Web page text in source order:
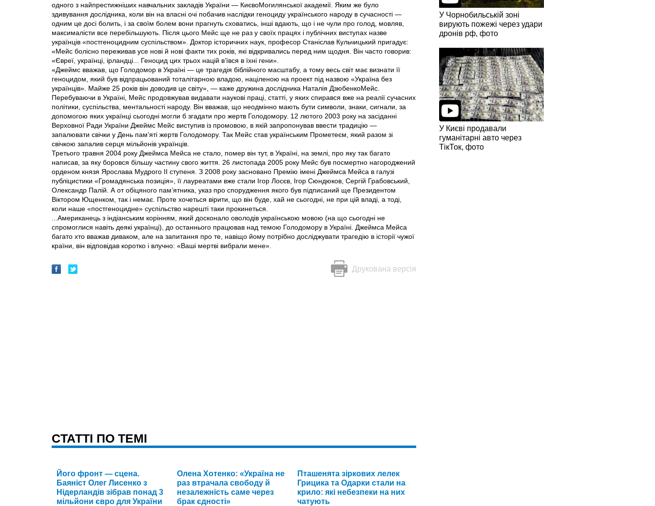
одного з найпрестижніших навчальних закладів України — Києво­Могилянської академії. Яким же було
здивування дослідника, коли він на власні очі побачив наслідки геноциду українського народу в сучасності —
одним це досі болить, і за своїм болем вони прагнуть сховатись, інші вдають, що і не чули про голод, мовляв,
максималісти все перебільшують. Після цього Мейс ще не раз у своїх працях і публічних виступах назве
українців «постгеноцидним суспільством». Доктор історичних наук, професор Станіслав Кульчицький пригадує:
«Мейс болісно переживав усе нові й нові факти тих років, які відкривались перед ним щодня. Він часто говорив:
«Євреї, українці, ірландці... Геноцид цих трьох націй в’ївся в їхні гени».
«Джеймс вважав, що Голодомор в Україні — це трагедія біблійного масштабу, а тому весь світ має визнати її
геноцидом, який був відпрацьований тоталітарною владою, націленою на проект під назвою «Україна без
українців». Майже 25 років він доводив це світу», — каже дружина дослідника Наталія Дзюбенко­Мейс.
Перебуваючи в Україні, Мейс продовжував видавати наукові праці, статті, у яких спирався вже на реалії сучасних
політики, суспільства, ментальності народу. Він вважав, що неодмінно мають бути символи, знаки, сигнали, за
допомогою яких українці сьогодні могли б згадати про жертв Голодомору. 12 лютого 2003 року на засіданні
Верховної Ради України Джеймс Мейс виступив iз промовою, в якiй запропонував ввести традицію —
запалювати свічки у День пам’яті жертв Голодомору. Так Мейс став українським Прометеєм, який разом зі
свічкою запалив серця мільйонів українців.
Третього травня 2004 року Джеймса Мейса не стало, помер він тут, в Україні, на землі, про яку так багато
написав, за яку боровся більшу частину свого життя. 26 листопада 2005 року Мейс був посмертно нагороджений
орденом князя Ярослава Мудрого ІІ ступеня. З 2008 року засновано Премію імені Джеймса Мейса в галузі
публіцистики «Громадянська позиція», її лауреатами вже стали Ігор Лосєв, Ігор Сюндюков, Сергій Грабовський,
Олександр Палій. А от обіцяного пам’ятника, указ про спорудження якого був підписаний ще Президентом
Віктором Ющенком, так і немає. Проте хочеться вірити, що він буде, хай не сьогодні, не при цій владі, а тоді,
коли наше «постгеноцидне» суспільство нарешті таки прокинеться.
...Американець з індіанським корінням, який досконало оволодів українською мовою (на що сьогодні не
спромоглися навіть деякі українці), до останнього працював над темою Голодомору в Україні. Джеймса Мейса
багато хто вважав диваком, але на запитання про те, навіщо йому потрібно досліджувати трагедію в історії чужої
країни, він відповідав коротко і влучно: «Ваші мертві вибрали мене».
Друкована версія
CТАТТІ ПО ТЕМІ
Його фронт — сцена.
Баяніст Олег Лисенко з
Нідерландів зібрав понад 3
мільйони євро для України
Олена Хотенко: «Україна не
раз втрачала свободу й
незалежність саме через
брак єдності»
Пташенята зіркових лелек
Грицика та Одарки стали на
крило: які небезпеки на них
чатують
У Чорнобильській зоні
вирують пожежі через удари
дронів рф, фото
У Києві продавали
гуманітарні авто через
ТікТок, фото